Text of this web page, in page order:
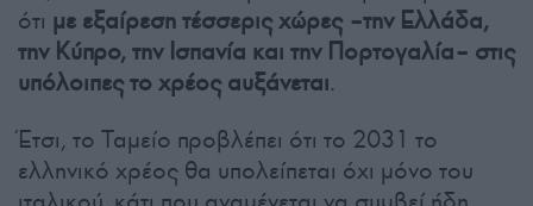
ότι με εξαίρεση τέσσερις χώρες –την Ελλάδα,
την Κύπρο, την Ισπανία και την Πορτογαλία– στις
υπόλοιπες το χρέος αυξάνεται.
Έτσι, το Ταμείο προβλέπει ότι το 2031 το
ελληνικό χρέος θα υπολείπεται όχι μόνο του